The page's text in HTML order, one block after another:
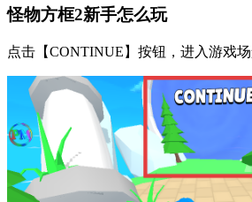
怪物方框2新手怎么玩
点击【CONTINUE】按钮，进入游戏场